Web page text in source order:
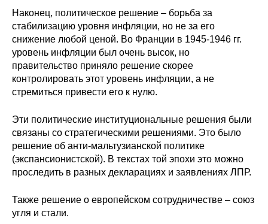
Наконец, политическое решение – борьба за
стабилизацию уровня инфляции, но не за его
снижение любой ценой. Во Франции в 1945-1946 гг.
уровень инфляции был очень высок, но
правительство приняло решение скорее
контролировать этот уровень инфляции, а не
стремиться привести его к нулю.
Эти политические институциональные решения были
связаны со стратегическими решениями. Это было
решение об анти-мальтузианской политике
(экспансионистской). В текстах той эпохи это можно
проследить в разных декларациях и заявлениях ЛПР.
Также решение о европейском сотрудничестве – союз
угля и стали.